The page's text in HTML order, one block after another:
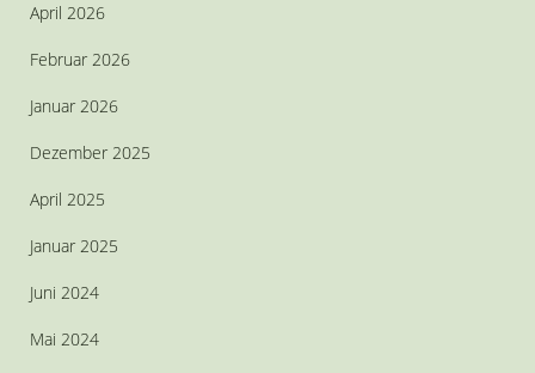
April 2026
Februar 2026
Januar 2026
Dezember 2025
April 2025
Januar 2025
Juni 2024
Mai 2024